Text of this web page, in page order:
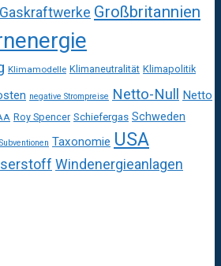
Gaskraftwerke Großbritannien
Klimamodelle Klimaneutralität Klimapolitik
negative Strompreise Netto-Null
Netto
Roy Spencer Schiefergas Schweden
Subventionen Taxonomie USA
Windenergieanlagen